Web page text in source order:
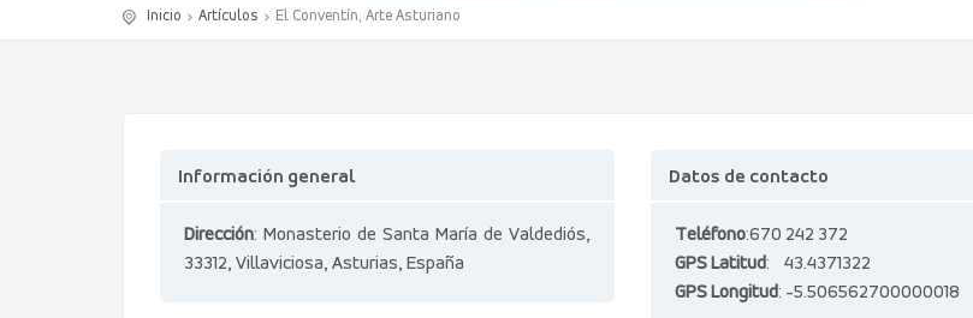
Inicio Artículos El Conventín, Arte Asturiano
Información general
Dirección: Monasterio de Santa María de Valdediós,
33312, Villaviciosa, Asturias, España
Datos de contacto
Teléfono:670 242 372
GPS Latitud: 43.4371322
GPS Longitud: -5.506562700000018